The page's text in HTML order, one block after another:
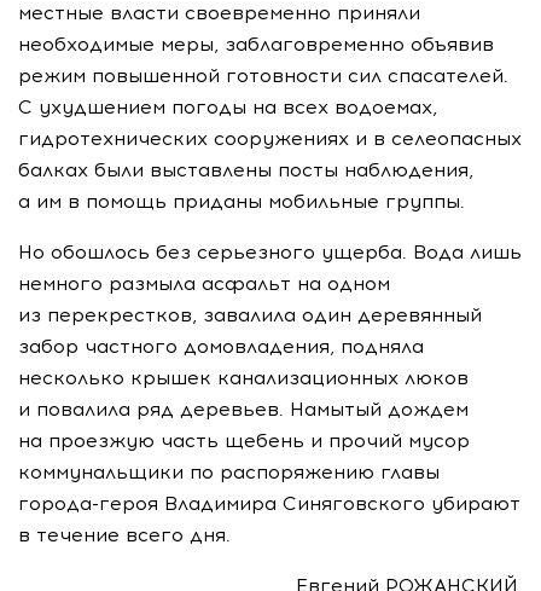
местные власти своевременно приняли
необходимые меры, заблаговременно объявив
режим повышенной готовности сил спасателей.
С ухудшением погоды на всех водоемах,
гидротехнических сооружениях и в селеопасных
балках были выставлены посты наблюдения,
а им в помощь приданы мобильные группы.
Но обошлось без серьезного ущерба. Вода лишь
немного размыла асфальт на одном
из перекрестков, завалила один деревянный
забор частного домовладения, подняла
несколько крышек канализационных люков
и повалила ряд деревьев. Намытый дождем
на проезжую часть щебень и прочий мусор
коммунальщики по распоряжению главы
города-героя Владимира Синяговского убирают
в течение всего дня.
Евгений РОЖАНСКИЙ.